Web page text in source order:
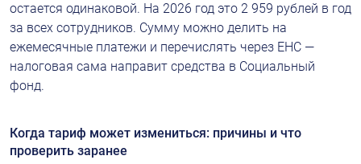
остается одинаковой. На 2026 год это 2 959 рублей в год
за всех сотрудников. Сумму можно делить на
ежемесячные платежи и перечислять через ЕНС —
налоговая сама направит средства в Социальный
фонд.
Когда тариф может измениться: причины и что
проверить заранее